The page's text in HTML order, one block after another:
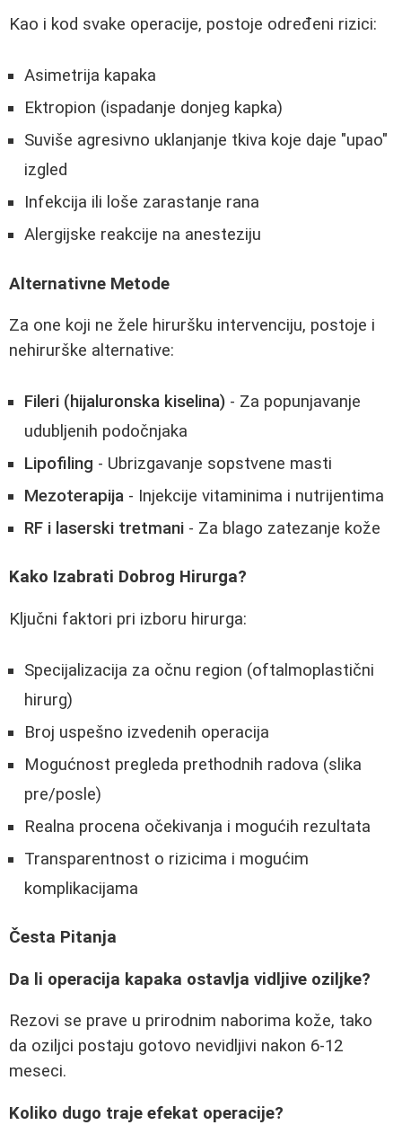
Kao i kod svake operacije, postoje određeni rizici:
Asimetrija kapaka
Ektropion (ispadanje donjeg kapka)
Suviše agresivno uklanjanje tkiva koje daje "upao"
izgled
Infekcija ili loše zarastanje rana
Alergijske reakcije na anesteziju
Alternativne Metode
Za one koji ne žele hiruršku intervenciju, postoje i
nehirurške alternative:
Fileri (hijaluronska kiselina) - Za popunjavanje
udubljenih podočnjaka
Lipofiling - Ubrizgavanje sopstvene masti
Mezoterapija - Injekcije vitaminima i nutrijentima
RF i laserski tretmani - Za blago zatezanje kože
Kako Izabrati Dobrog Hirurga?
Ključni faktori pri izboru hirurga:
Specijalizacija za očnu region (oftalmoplastični
hirurg)
Broj uspešno izvedenih operacija
Mogućnost pregleda prethodnih radova (slika
pre/posle)
Realna procena očekivanja i mogućih rezultata
Transparentnost o rizicima i mogućim
komplikacijama
Česta Pitanja
Da li operacija kapaka ostavlja vidljive oziljke?
Rezovi se prave u prirodnim naborima kože, tako
da oziljci postaju gotovo nevidljivi nakon 6-12
meseci.
Koliko dugo traje efekat operacije?